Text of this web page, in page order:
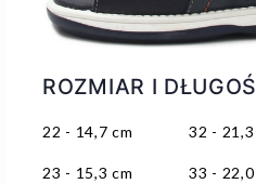
ROZMIAR I
22 - 14,7 cm 32 - 21,3
23 - 15,3 cm 33 - 22,0